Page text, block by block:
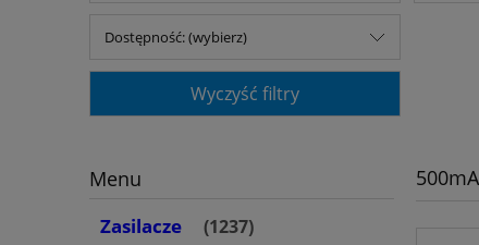
Dostępność: (wybierz)
Wyczyść filtry
Menu
Zasilacze
(1237)
500mA